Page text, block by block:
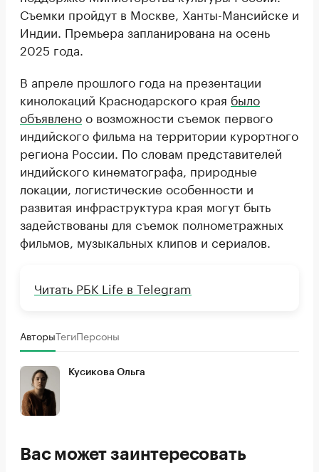
Съемки пройдут в Москве, Ханты-Мансийске и
Индии. Премьера запланирована на осень
2025 года.
В апреле прошлого года на презентации
кинолокаций Краснодарского края было
объявленоо возможности съемок первого
индийского фильма на территории курортного
региона России. По словам представителей
индийского кинематографа, природные
локации, логистические особенности и
развитая инфраструктура края могут быть
задействованы для съемок полнометражных
фильмов, музыкальных клипов и сериалов.
Читать РБК Life в Telegram
АвторыТегиПерсоны
Кусикова Ольга
Вас может заинтересовать